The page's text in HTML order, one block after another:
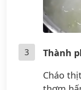
3
Thành
Cháo